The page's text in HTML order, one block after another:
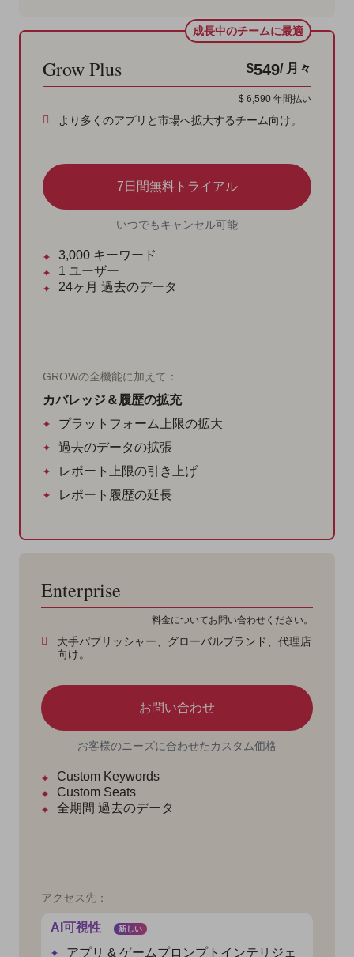
成長中のチームに最適
Grow Plus $549/ 月々
$ 6,590 年間払い
より多くのアプリと市場へ拡大するチーム向け。
7日間無料トライアル
いつでもキャンセル可能
3,000 キーワード
1 ユーザー
24ヶ月 過去のデータ
GROWの全機能に加えて：
カバレッジ＆履歴の拡充
プラットフォーム上限の拡大
過去のデータの拡張
レポート上限の引き上げ
レポート履歴の延長
Enterprise
料金についてお問い合わせください。
大手パブリッシャー、グローバルブランド、代理店
向け。
お問い合わせ
お客様のニーズに合わせたカスタム価格
Custom Keywords
Custom Seats
全期間 過去のデータ
アクセス先：
AI可視性 新しい
アプリ & ゲームプロンプトインテリジェ